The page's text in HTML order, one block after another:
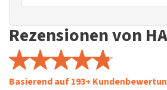
Rezensionen von
Basierend auf 193+